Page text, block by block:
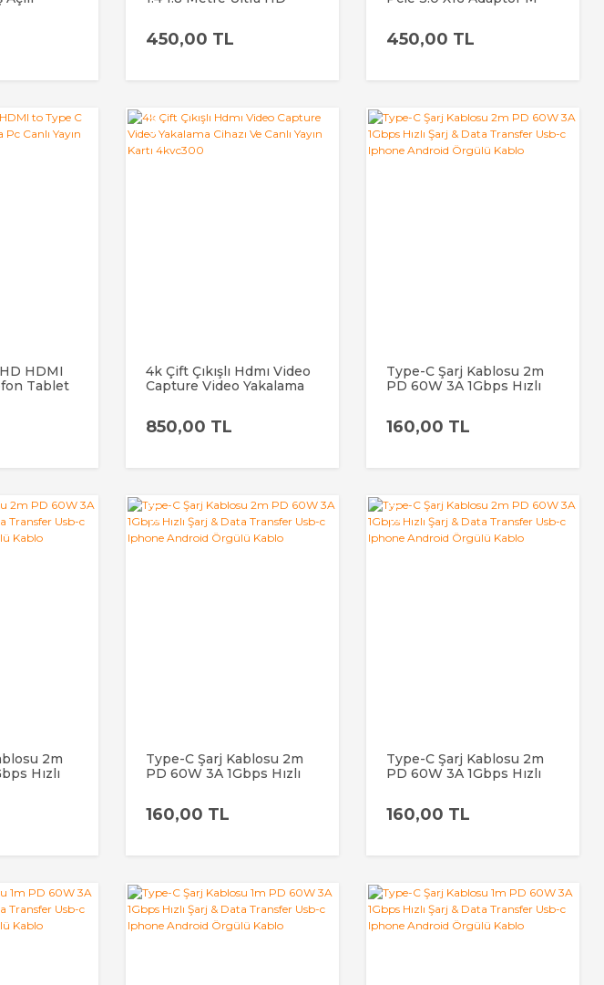
450,00 TL 450,00 TL
HDMI
Tablet
YENİ
4k Çift Çıkışlı Hdmı Video
Capture Video Yakalama
850,00 TL
Type-C Şarj Kablosu 2m
PD 60W 3A 1Gbps Hızlı
Kablo
160,00 TL
2m
Hızlı
YENİ
Type-C Şarj Kablosu 2m
PD 60W 3A 1Gbps Hızlı
Kablo
160,00 TL
YENİ
Type-C Şarj Kablosu 2m
PD 60W 3A 1Gbps Hızlı
Kablo
160,00 TL